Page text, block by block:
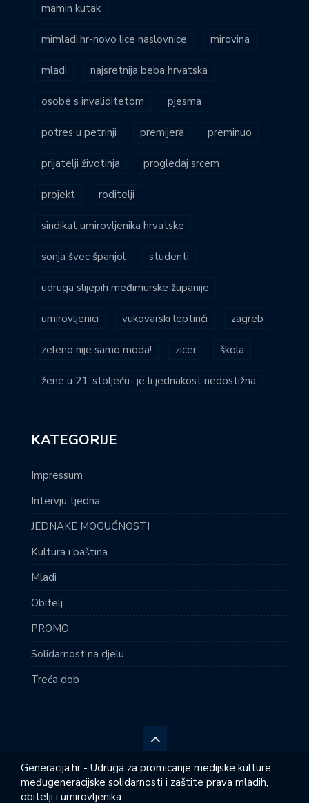
mamin kutak
mimladi.hr-novo lice naslovnice mirovina
mladi najsretnija beba hrvatska
osobe s invaliditetom pjesma
potres u petrinji premijera preminuo
prijatelji životinja progledaj srcem
projekt roditelji
sindikat umirovljenika hrvatske
sonja švec španjol studenti
udruga slijepih međimurske županije
umirovljenici vukovarski leptirići zagreb
zeleno nije samo moda! zicer škola
žene u 21. stoljeću- je li jednakost nedostižna
KATEGORIJE
Impressum
Intervju tjedna
JEDNAKE MOGUĆNOSTI
Kultura i baština
Mladi
Obitelj
PROMO
Solidarnost na djelu
Treća dob
Generacija.hr - Udruga za promicanje medijske kulture,
međugeneracijske solidarnosti i zaštite prava mladih,
obitelji i umirovljenika.